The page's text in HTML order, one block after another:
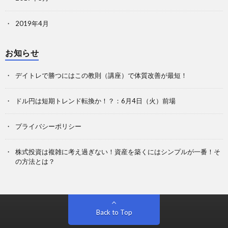
2019年4月
お知らせ
デイトレで勝つにはこの教則（講座）で体質改善が最短！
ドル円は短期トレンド転換か！？：6月4日（火）前場
プライバシーポリシー
株式投資は複雑に考え過ぎない！資産を築くにはシンプルが一番！そ
の方法とは？
Back to Top